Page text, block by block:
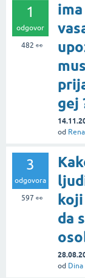
1
odgovor
482 👀
gej
od
3
odgovora
597 👀
koji
da
od Dina